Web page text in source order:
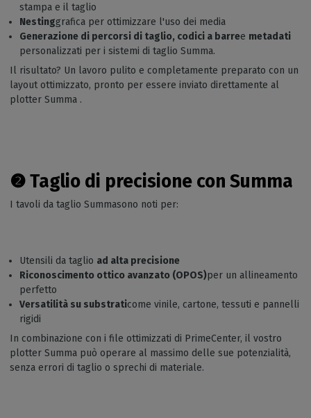
stampa e il taglio
Nestinggrafica per ottimizzare l'uso dei media
Generazione di percorsi di taglio, codici a barree metadati
personalizzati per i sistemi di taglio Summa.
Il risultato? Un lavoro pulito e completamente preparato con un
layout ottimizzato, pronto per essere inviato direttamente al
plotter Summa .
❷Taglio di precisione con Summa
I tavoli da taglio Summasono noti per:
Utensili da taglio ad alta precisione
Riconoscimento ottico avanzato (OPOS)per un allineamento
perfetto
Versatilità su substraticome vinile, cartone, tessuti e pannelli
rigidi
In combinazione con i file ottimizzati di PrimeCenter, il vostro
plotter Summa può operare al massimo delle sue potenzialità,
senza errori di taglio o sprechi di materiale.